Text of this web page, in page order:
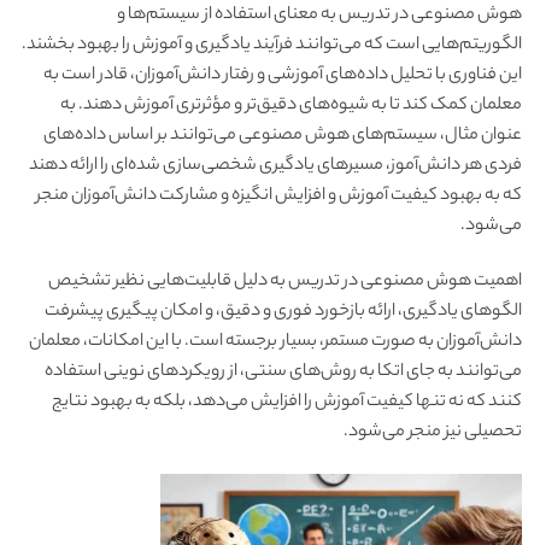
هوش مصنوعی در تدریس به معنای استفاده از سیستم‌ها و
الگوریتم‌هایی است که می‌توانند فرآیند یادگیری و آموزش را بهبود بخشند.
این فناوری با تحلیل داده‌های آموزشی و رفتار دانش‌آموزان، قادر است به
معلمان کمک کند تا به شیوه‌های دقیق‌تر و مؤثرتری آموزش دهند. به
عنوان مثال، سیستم‌های هوش مصنوعی می‌توانند بر اساس داده‌های
فردی هر دانش‌آموز، مسیرهای یادگیری شخصی‌سازی شده‌ای را ارائه دهند
که به بهبود کیفیت آموزش و افزایش انگیزه و مشارکت دانش‌آموزان منجر
می‌شود.
اهمیت هوش مصنوعی در تدریس به دلیل قابلیت‌هایی نظیر تشخیص
الگوهای یادگیری، ارائه بازخورد فوری و دقیق، و امکان پیگیری پیشرفت
دانش‌آموزان به صورت مستمر، بسیار برجسته است. با این امکانات، معلمان
می‌توانند به جای اتکا به روش‌های سنتی، از رویکردهای نوینی استفاده
کنند که نه تنها کیفیت آموزش را افزایش می‌دهد، بلکه به بهبود نتایج
تحصیلی نیز منجر می‌شود.